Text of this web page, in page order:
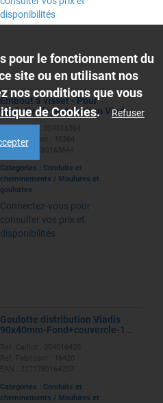
disponibilités
Embout à visser - Pour
goulotte de distribution Viadis
60x40mm -PVC Blanc Artic
Ref. Fabricant : 16364
EAN : 3271780163644
Categories : Conduits et
cheminements / Moulures et
goulottes
Connectez-vous pour
consulter vos prix et
disponibilités
Goulotte distribution Viadis
90x40mm-Fond+couvercle-1
Categories : Conduits et
cheminements / Moulures et
pour le fonctionnement du
site ou en utilisant nos
nos conditions que vous
de Cookies. Refuser